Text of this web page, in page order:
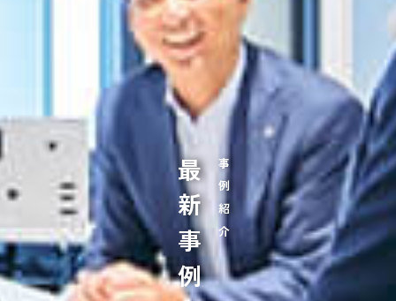
事例紹介
最新事例